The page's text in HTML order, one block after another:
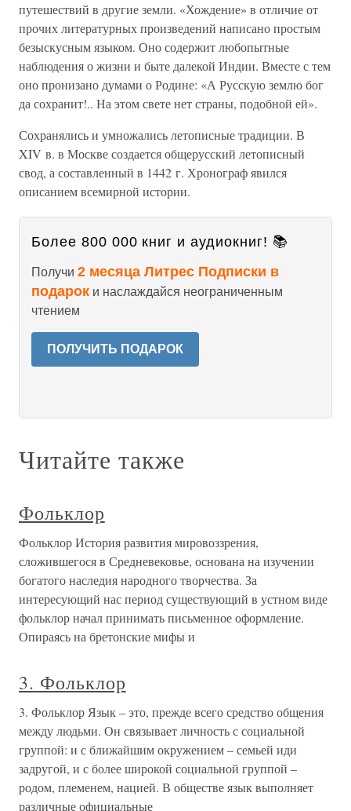
путешествий в другие земли. «Хождение» в отличие от
прочих литературных произведений написано простым
безыскусным языком. Оно содержит любопытные
наблюдения о жизни и быте далекой Индии. Вместе с тем
оно пронизано думами о Родине: «А Русскую землю бог
да сохранит!.. На этом свете нет страны, подобной ей».
Сохранялись и умножались летописные традиции. В
XIV в. в Москве создается общерусский летописный
свод, а составленный в 1442 г. Хронограф явился
описанием всемирной истории.
Более 800 000 книг и аудиокниг! 📚
Получи 2 месяца Литрес Подписки в
подарок и наслаждайся неограниченным
чтением
ПОЛУЧИТЬ ПОДАРОК
Читайте также
Фольклор
Фольклор История развития мировоззрения,
сложившегося в Средневековье, основана на изучении
богатого наследия народного творчества. За
интересующий нас период существующий в устном виде
фольклор начал принимать письменное оформление.
Опираясь на бретонские мифы и
3. Фольклор
3. Фольклор Язык – это, прежде всего средство общения
между людьми. Он связывает личность с социальной
группой: и с ближайшим окружением – семьей иди
задругой, и с более широкой социальной группой –
родом, племенем, нацией. В обществе язык выполняет
различные официальные